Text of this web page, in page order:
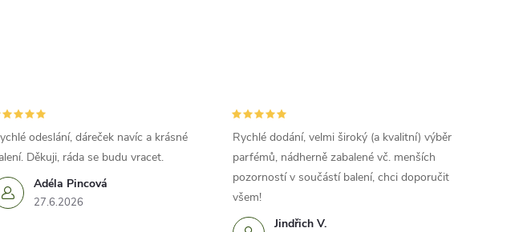
Adéla Pincová
27.6.2026
odeslání, dáreček navíc a krásné
Děkuji, ráda se budu vracet.
Jindřich V.
Rychlé dodání, velmi široký (a kvalitní) výběr
parfémů, nádherně zabalené vč. menších
pozorností v součástí balení, chci doporučit
všem!